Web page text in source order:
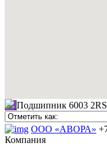
Подшипник 6003 2RS
ООО «АВОРА»
Компания